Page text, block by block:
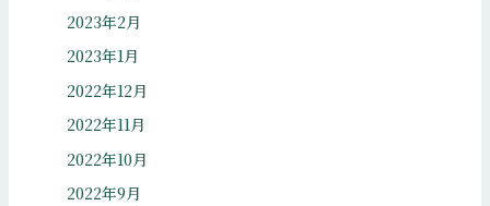
2023年2月
2023年1月
2022年12月
2022年11月
2022年10月
2022年9月